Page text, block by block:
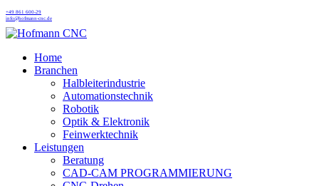
Skip
to
main
+49 861 600-29
info@hofmann-cnc.de
Menu
Home
Branchen
Halbleiterindustrie
Automationstechnik
Robotik
Optik & Elektronik
Feinwerktechnik
Leistungen
Beratung
CAD-CAM PROGRAMMIERUNG